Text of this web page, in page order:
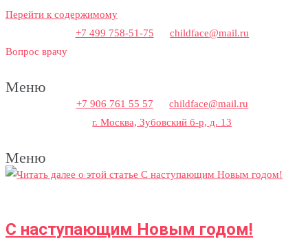
Перейти к содержимому
+7 499 758-51-75
childface@mail.ru
Вопрос врачу
Задайте вопрос врачу
Меню
+7 906 761 55 57
childface@mail.ru
г. Москва, Зубовский б-р, д. 13
Меню
C наступающим Новым годом!​